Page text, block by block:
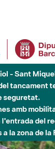
- Sant
tancament
seguretat.
amb
del
la zona de la